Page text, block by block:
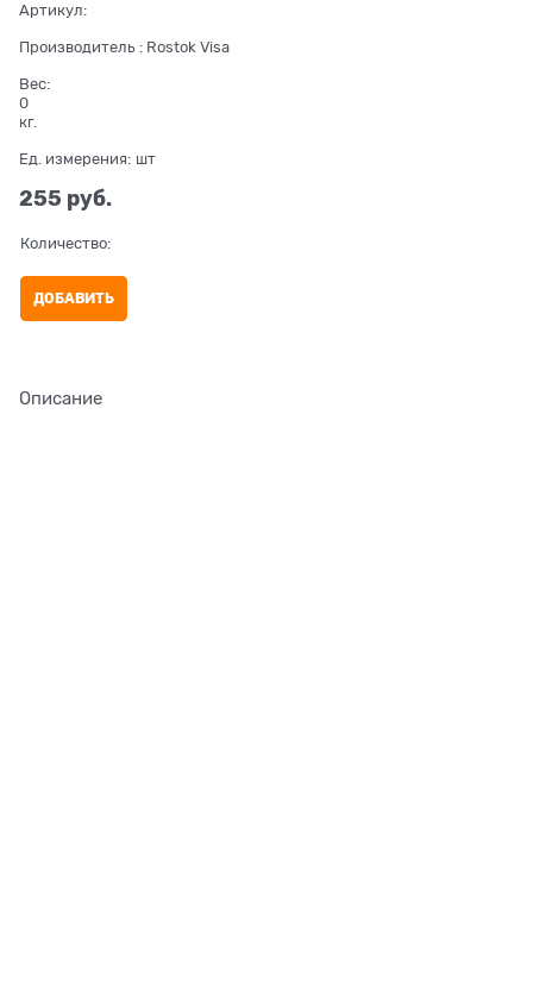
Артикул:
Производитель : Rostok Visa
Вес:
0
кг.
Ед. измерения: шт
255 руб.
Количество:
ДОБАВИТЬ
Описание